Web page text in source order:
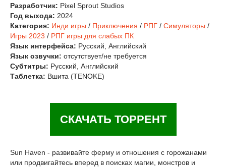
Разработчик: Pixel Sprout Studios
Год выхода: 2024
Категория: Инди игры / Приключения / РПГ / Симуляторы /
Игры 2023 / РПГ игры для слабых ПК
Язык интерфейса: Русский, Английский
Язык озвучки: отсутствует/не требуется
Субтитры: Русский, Английский
Таблетка: Вшита (TENOKE)
СКАЧАТЬ ТОРРЕНТ
Sun Haven - развивайте ферму и отношения с горожанами
или продвигайтесь вперед в поисках магии, монстров и